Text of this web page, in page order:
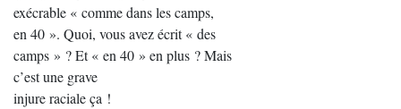
exécrable « comme dans les camps,
en 40 ». Quoi, vous avez écrit « des
camps » ? Et « en 40 » en plus ? Mais
c’est une grave
injure raciale ça !